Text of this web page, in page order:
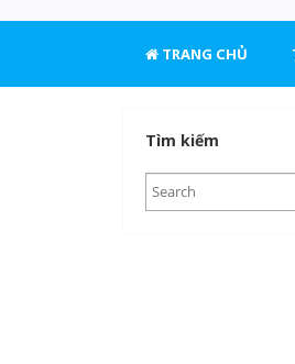
TRANG CHỦ
Tìm kiếm